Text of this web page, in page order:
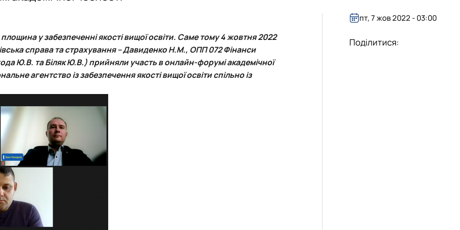
План роботи
ОС PhD
Накази на практику та бази практики
та фондовий ринок"
Події
Звіти та результати діяльності
Події
у забезпеченні якості вищої освіти. Саме тому 4 жовтня 2022
справа та страхування – Давиденко Н.М., ОПП 072 Фінанси
Ю.В. та Біляк Ю.В.) прийняли участь в онлайн-форумі академічної
агентство із забезпечення якості вищої освіти спільно із
пт, 7 жов 2022 - 03:00
Поділитися: